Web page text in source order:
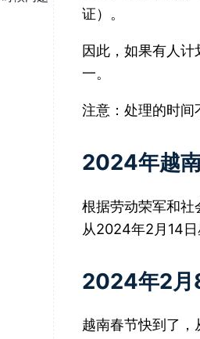
证）。
因此，如果有人
一。
注意：处理的时间
2024年越
根据劳动荣军和
从2024年2月14日
2024年2月
越南春节快到了